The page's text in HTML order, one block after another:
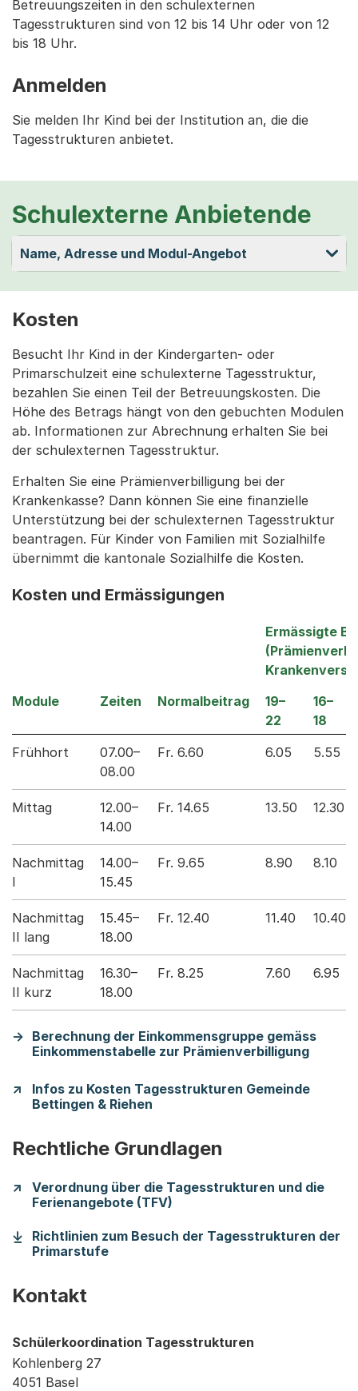
Betreuungszeiten in den schulexternen
Tagesstrukturen sind von 12 bis 14 Uhr oder von 12
bis 18 Uhr.
Anmelden
Sie melden Ihr Kind bei der Institution an, die die
Tagesstrukturen anbietet.
Schulexterne Anbietende
Name, Adresse und Modul-Angebot
Kosten
Besucht Ihr Kind in der Kindergarten- oder
Primarschulzeit eine schulexterne Tagesstruktur,
bezahlen Sie einen Teil der Betreuungskosten. Die
Höhe des Betrags hängt von den gebuchten Modulen
ab. Informationen zur Abrechnung erhalten Sie bei
der schulexternen Tagesstruktur.
Erhalten Sie eine Prämienverbilligung bei der
Krankenkasse? Dann können Sie eine finanzielle
Unterstützung bei der schulexternen Tagesstruktur
beantragen. Für Kinder von Familien mit Sozialhilfe
übernimmt die kantonale Sozialhilfe die Kosten.
Kosten und Ermässigungen
Ermässigte
Module
Zeiten Normalbeitrag
19–
22
16–
18
Frühhort
07.00–
08.00
Fr. 6.60 6.05 5.55
Mittag
12.00–
14.00
Fr. 14.65 13.50 12.30
Nachmittag
I
14.00–
15.45
Fr. 9.65 8.90 8.10
Nachmittag
II lang
15.45–
18.00
Fr. 12.40 11.40 10.40
Nachmittag
II kurz
16.30–
18.00
Fr. 8.25 7.60 6.95
Berechnung der Einkommensgruppe gemäss
Einkommenstabelle zur Prämienverbilligung
Infos zu Kosten Tagesstrukturen Gemeinde
Bettingen & Riehen
Rechtliche Grundlagen
Verordnung über die Tagesstrukturen und die
Ferienangebote (TFV)
Richtlinien zum Besuch der Tagesstrukturen der
Primarstufe(Startet einen Download)
Kontakt
Schülerkoordination Tagesstrukturen
Kohlenberg 27
4051 Basel